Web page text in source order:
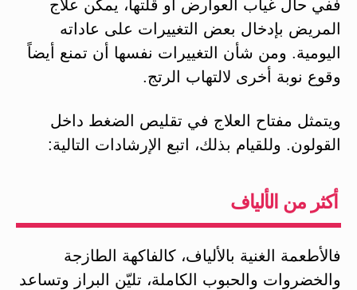
ففي حال غياب العوارض أو قلتها، يمكن علاج
المريض بإدخال بعض التغييرات على عاداته
اليومية. ومن شأن التغييرات نفسها أن تمنع أيضاً
وقوع نوبة أخرى لالتهاب الرتج.
ويتمثل مفتاح العلاج في تقليص الضغط داخل
القولون. وللقيام بذلك، اتبع الإرشادات التالية:
أكثر من الألياف
فالأطعمة الغنية بالألياف، كالفاكهة الطازجة
والخضروات والحبوب الكاملة، تليّن البراز وتساعد